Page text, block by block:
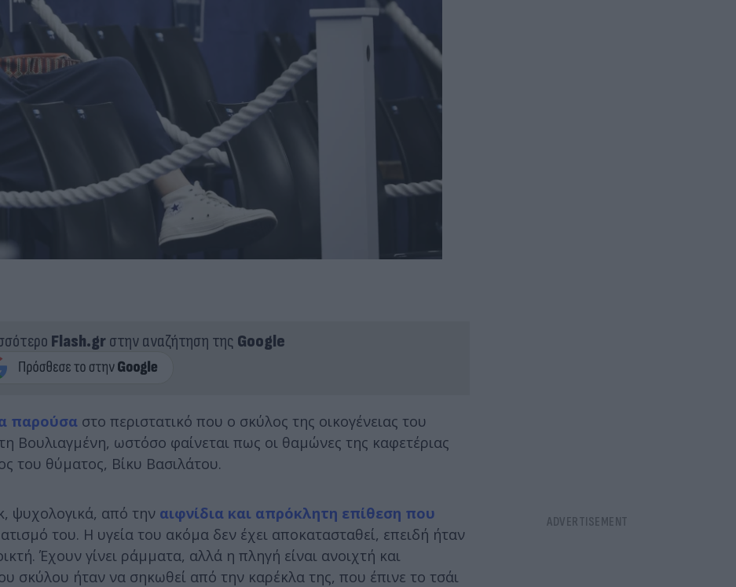
Flash.grστην αναζήτηση της Google
παρούσα στο περιστατικό που ο σκύλος της οικογένειας του
Βουλιαγμένη, ωστόσο φαίνεται πως οι θαμώνες της καφετέριας
του θύματος, Βίκυ Βασιλάτου.
ψυχολογικά, από την αιφνίδια και απρόκλητη επίθεση που
του. Η υγεία του ακόμα δεν έχει αποκατασταθεί, επειδή ήταν
Έχουν γίνει ράμματα, αλλά η πληγή είναι ανοιχτή και
σκύλου ήταν να σηκωθεί από την καρέκλα της, που έπινε το τσάι